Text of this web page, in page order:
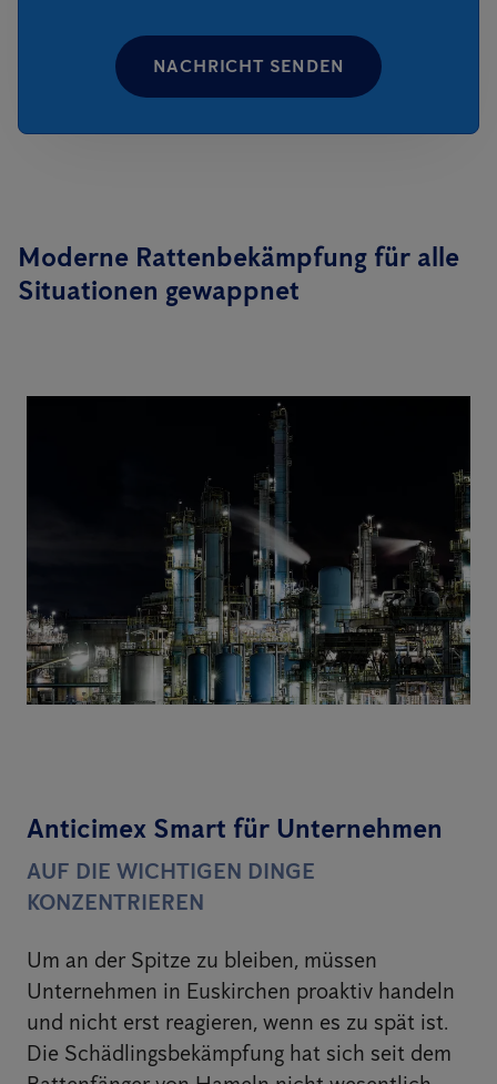
NACHRICHT SENDEN
Moderne Rattenbekämpfung für alle
Situationen gewappnet
Anticimex Smart für Unternehmen
AUF DIE WICHTIGEN DINGE
KONZENTRIEREN
Um an der Spitze zu bleiben, müssen
Unternehmen in Euskirchen proaktiv handeln
und nicht erst reagieren, wenn es zu spät ist.
Die Schädlingsbekämpfung hat sich seit dem